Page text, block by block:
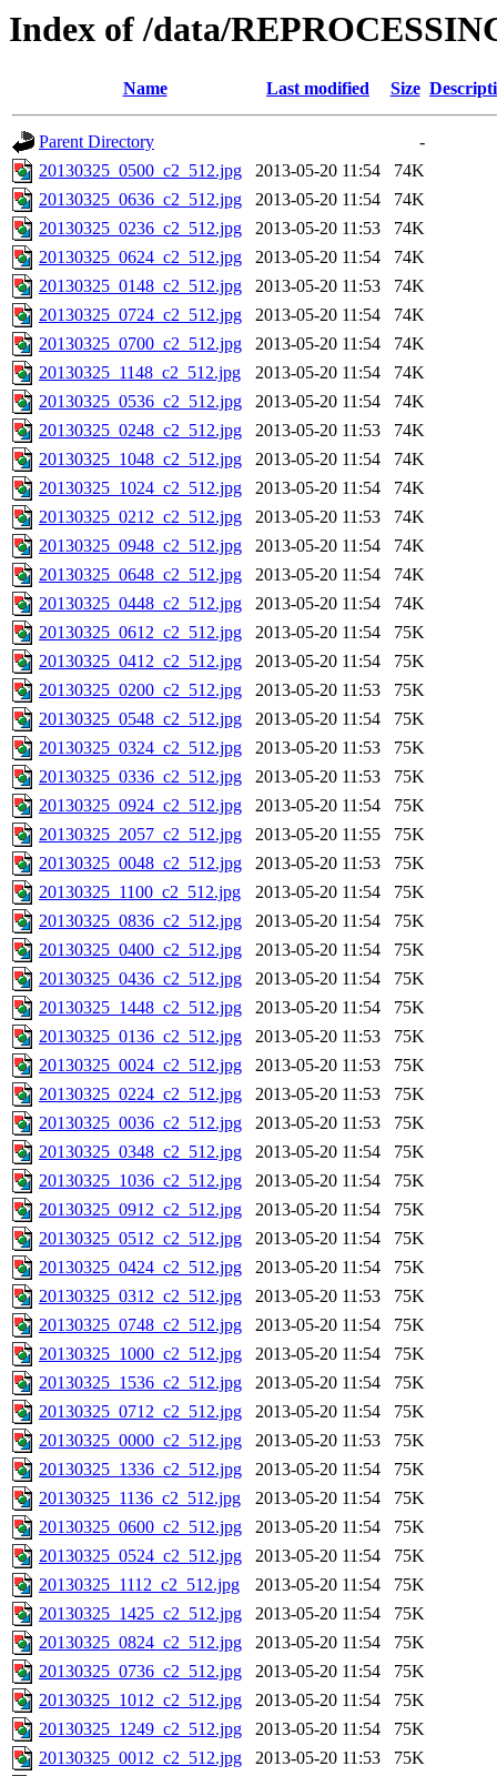
Index of /data/
Name Last modified Size
Parent Directory
-
20130325_0500_c2_512.jpg
2013-05-20 11:54
74K
20130325_0636_c2_512.jpg
2013-05-20 11:54
74K
20130325_0236_c2_512.jpg
2013-05-20 11:53
74K
20130325_0624_c2_512.jpg
2013-05-20 11:54
74K
20130325_0148_c2_512.jpg
2013-05-20 11:53
74K
20130325_0724_c2_512.jpg
2013-05-20 11:54
74K
20130325_0700_c2_512.jpg
2013-05-20 11:54
74K
20130325_1148_c2_512.jpg
2013-05-20 11:54
74K
20130325_0536_c2_512.jpg
2013-05-20 11:54
74K
20130325_0248_c2_512.jpg
2013-05-20 11:53
74K
20130325_1048_c2_512.jpg
2013-05-20 11:54
74K
20130325_1024_c2_512.jpg
2013-05-20 11:54
74K
20130325_0212_c2_512.jpg
2013-05-20 11:53
74K
20130325_0948_c2_512.jpg
2013-05-20 11:54
74K
20130325_0648_c2_512.jpg
2013-05-20 11:54
74K
20130325_0448_c2_512.jpg
2013-05-20 11:54
74K
20130325_0612_c2_512.jpg
2013-05-20 11:54
75K
20130325_0412_c2_512.jpg
2013-05-20 11:54
75K
20130325_0200_c2_512.jpg
2013-05-20 11:53
75K
20130325_0548_c2_512.jpg
2013-05-20 11:54
75K
20130325_0324_c2_512.jpg
2013-05-20 11:53
75K
20130325_0336_c2_512.jpg
2013-05-20 11:53
75K
20130325_0924_c2_512.jpg
2013-05-20 11:54
75K
20130325_2057_c2_512.jpg
2013-05-20 11:55
75K
20130325_0048_c2_512.jpg
2013-05-20 11:53
75K
20130325_1100_c2_512.jpg
2013-05-20 11:54
75K
20130325_0836_c2_512.jpg
2013-05-20 11:54
75K
20130325_0400_c2_512.jpg
2013-05-20 11:54
75K
20130325_0436_c2_512.jpg
2013-05-20 11:54
75K
20130325_1448_c2_512.jpg
2013-05-20 11:54
75K
20130325_0136_c2_512.jpg
2013-05-20 11:53
75K
20130325_0024_c2_512.jpg
2013-05-20 11:53
75K
20130325_0224_c2_512.jpg
2013-05-20 11:53
75K
20130325_0036_c2_512.jpg
2013-05-20 11:53
75K
20130325_0348_c2_512.jpg
2013-05-20 11:54
75K
20130325_1036_c2_512.jpg
2013-05-20 11:54
75K
20130325_0912_c2_512.jpg
2013-05-20 11:54
75K
20130325_0512_c2_512.jpg
2013-05-20 11:54
75K
20130325_0424_c2_512.jpg
2013-05-20 11:54
75K
20130325_0312_c2_512.jpg
2013-05-20 11:53
75K
20130325_0748_c2_512.jpg
2013-05-20 11:54
75K
20130325_1000_c2_512.jpg
2013-05-20 11:54
75K
20130325_1536_c2_512.jpg
2013-05-20 11:54
75K
20130325_0712_c2_512.jpg
2013-05-20 11:54
75K
20130325_0000_c2_512.jpg
2013-05-20 11:53
75K
20130325_1336_c2_512.jpg
2013-05-20 11:54
75K
20130325_1136_c2_512.jpg
2013-05-20 11:54
75K
20130325_0600_c2_512.jpg
2013-05-20 11:54
75K
20130325_0524_c2_512.jpg
2013-05-20 11:54
75K
20130325_1112_c2_512.jpg
2013-05-20 11:54
75K
20130325_1425_c2_512.jpg
2013-05-20 11:54
75K
20130325_0824_c2_512.jpg
2013-05-20 11:54
75K
20130325_0736_c2_512.jpg
2013-05-20 11:54
75K
20130325_1012_c2_512.jpg
2013-05-20 11:54
75K
20130325_1249_c2_512.jpg
2013-05-20 11:54
75K
20130325_0012_c2_512.jpg
2013-05-20 11:53
75K